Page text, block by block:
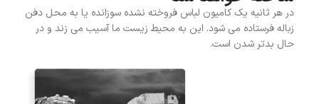
در هر ثانیه یک کامیون لباس فروخته نشده سوزانده یا به محل دفن
زباله فرستاده می شود. این به محیط زیست ما آسیب می زند و در
حال بدتر شدن است.